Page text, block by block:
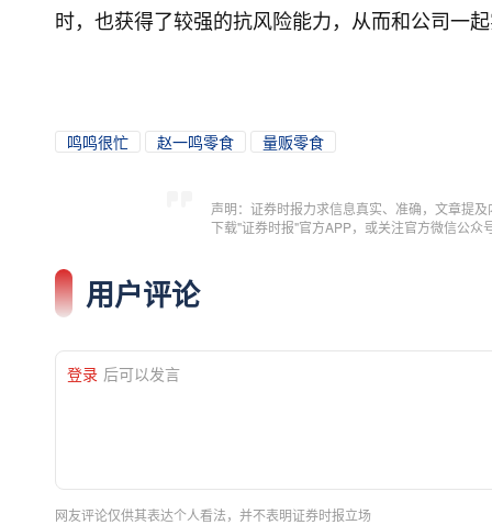
时，也获得了较强的抗风险能力，从而和公司一
鸣鸣很忙 赵一鸣零食 量贩零食
声明：证券时报力求信息真实、准确，文章提
下载"证券时报"官方APP，或关注官方微信公
用户评论
登录 后可以发言
网友评论仅供其表达个人看法，并不表明证券时报立场